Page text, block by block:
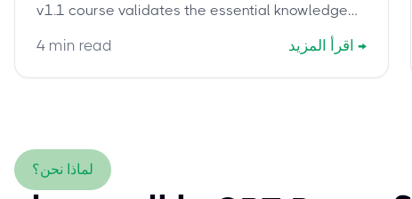
v1.1 course validates the essential knowledge
manage enterprise wired and wireless networks.
4 min read اقرأ المزيد →
لماذا نحن؟